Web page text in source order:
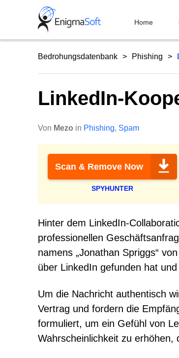
Home
Bedrohungsdatenbank Phishing
LinkedIn-
Von Mezo in Phishing, Spam
Scan & Remove Now
SPYHUNTER
Hinter dem LinkedIn-
professionellen
namens „Jonathan Spriggs“
über LinkedIn gefunden hat
Um die Nachricht authentisch
Vertrag und fordern die
formuliert, um ein Gefühl von
Wahrscheinlichkeit zu erhöhen,